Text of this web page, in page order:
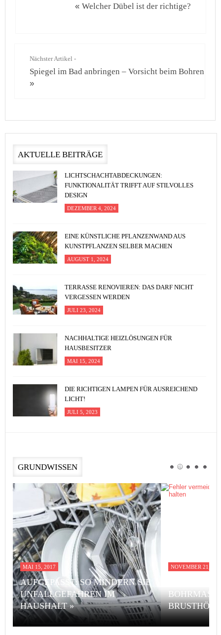
«Welcher Dübel ist der richtige?
Nächster Artikel -
Spiegel im Bad anbringen – Vorsicht beim Bohren
»
AKTUELLE BEITRÄGE
LICHTSCHACHTABDECKUNGEN:
FUNKTIONALITÄT TRIFFT AUF STILVOLLES
DESIGN
DEZEMBER 4, 2024
EINE KÜNSTLICHE PFLANZENWAND AUS
KUNSTPFLANZEN SELBER MACHEN
AUGUST 1, 2024
TERRASSE RENOVIEREN: DAS DARF NICHT
VERGESSEN WERDEN
JULI 23, 2024
NACHHALTIGE HEIZLÖSUNGEN FÜR
HAUSBESITZER
MAI 15, 2024
DIE RICHTIGEN LAMPEN FÜR AUSREICHEND
LICHT!
JULI 5, 2023
GRUNDWISSEN
MAI 15, 2017
AUFGEPASST: SO MINDERN SIE
UNFALLGEFAHREN IM
HAUSHALT »
NOVEMBER 21,